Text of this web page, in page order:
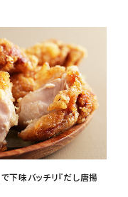
下味バッチリ『だし唐揚